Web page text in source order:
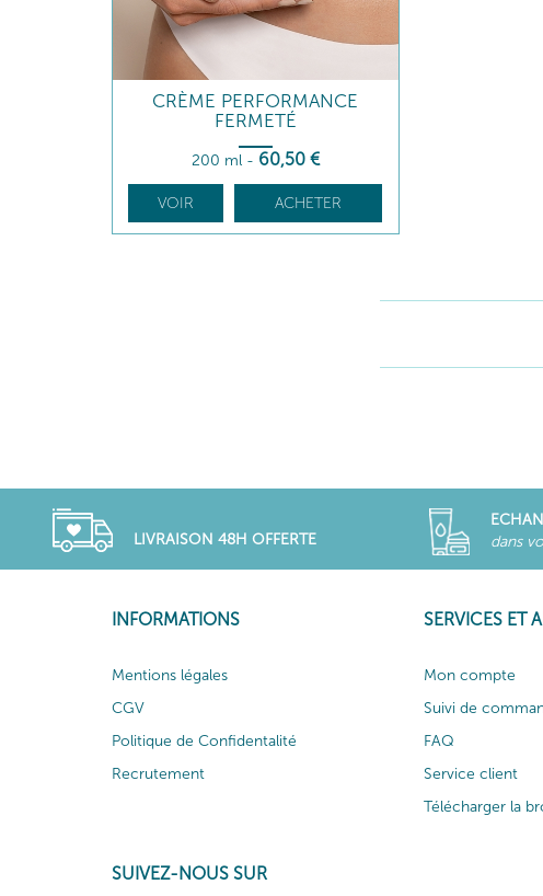
CRÈME PERFORMANCE
FERMETÉ
200 ml - 60,50 €
VOIR ACHETER
LIVRAISON 48H OFFERTE
dans
INFORMATIONS
Mentions légales
CGV
Politique de Confidentalité
Recrutement
SUIVEZ-NOUS SUR
SERVICES ET
Mon compte
Suivi de
FAQ
Service client
Télécharger la